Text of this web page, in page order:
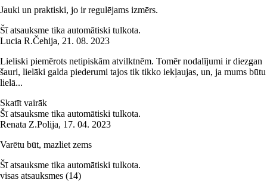
Jauki un praktiski, jo ir regulējams izmērs.
Šī atsauksme tika automātiski tulkota.
Lucia R.Čehija, 21. 08. 2023
Lieliski piemērots netipiskām atvilktnēm. Tomēr nodalījumi ir diezgan
šauri, lielāki galda piederumi tajos tik tikko iekļaujas, un, ja mums būtu
lielā...
Skatīt vairāk
Šī atsauksme tika automātiski tulkota.
Renata Z.Polija, 17. 04. 2023
Varētu būt, mazliet zems
Šī atsauksme tika automātiski tulkota.
visas atsauksmes (14)